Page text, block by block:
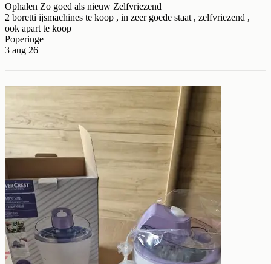
Ophalen Zo goed als nieuw Zelfvriezend
2 boretti ijsmachines te koop , in zeer goede staat , zelfvriezend ,
ook apart te koop
Poperinge
3 aug 26